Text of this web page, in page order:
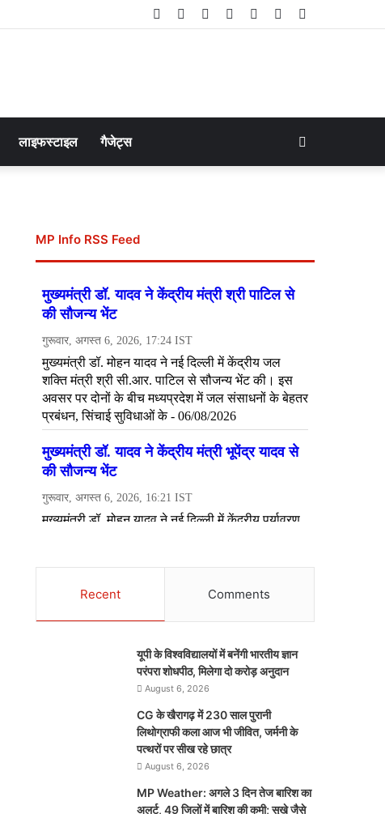
Telegram
Instagram
YouTube
LinkedIn
Twitter
Facebook
लाइफस्टाइल गैजेट्स
MP Info RSS Feed
Recent Comments
यूपी के विश्वविद्यालयों में बनेंगी भारतीय ज्ञान
परंपरा शोधपीठ, मिलेगा दो करोड़ अनुदान
August 6, 2026
CG के खैरागढ़ में 230 साल पुरानी
लिथोग्राफी कला आज भी जीवित, जर्मनी के
पत्थरों पर सीख रहे छात्र
August 6, 2026
MP Weather: अगले 3 दिन तेज बारिश का
अलर्ट, 49 जिलों में बारिश की कमी; सूखे जैसे